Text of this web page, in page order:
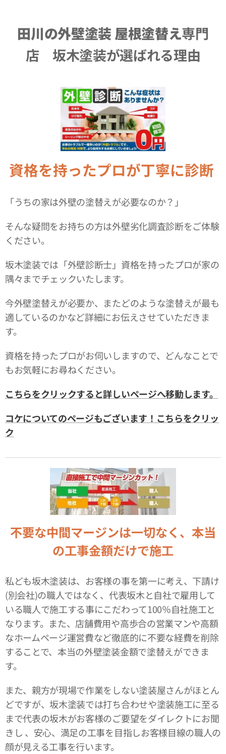
田川の外壁塗装 屋根塗替え専門
店 坂木塗装が選ばれる理由
資格を持ったプロが丁寧に診断
「うちの家は外壁の塗替えが必要なのか？」
そんな疑問をお持ちの方は外壁劣化調査診断をご体験
ください。
坂木塗装では「外壁診断士」資格を持ったプロが家の
隅々までチェックいたします。
今外壁塗替えが必要か、またどのような塗替えが最も
適しているのかなど詳細にお伝えさせていただきま
す。
資格を持ったプロがお伺いしますので、どんなことで
もお気軽にお尋ねください。
こちらをクリックすると詳しいページへ移動します。
コケについてのページもございます！こちらをクリッ
ク
不要な中間マージンは一切なく、本当
の工事金額だけで施工
私ども坂木塗装は、お客様の事を第一に考え、下請け
(別会社)の職人ではなく、代表坂木と自社で雇用して
いる職人で施工する事にこだわって100％自社施工と
なります。また、店舗費用や高歩合の営業マンや高額
なホームページ運営費など徹底的に不要な経費を削除
することで、本当の外壁塗装金額で塗替えができま
す。
また、親方が現場で作業をしない塗装屋さんがほとん
どですが、坂木塗装では打ち合わせや塗装施工に至る
まで代表の坂木がお客様のご要望をダイレクトにお聞
きし 、安心、満足の工事を目指しお客様目線の職人の
顔が見える工事を行います。